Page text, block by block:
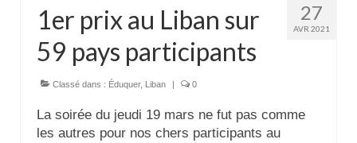
Tutelle 27
AVR 2021
1er prix au Liban sur
59 pays participants
Classé dans : Éduquer, Liban | 0
La soirée du jeudi 19 mars ne fut pas comme
les autres pour nos chers participants au